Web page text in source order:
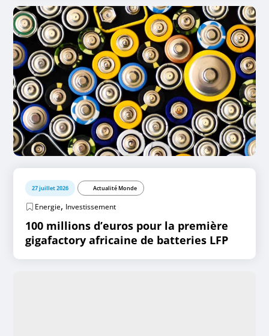
27 juillet 2026 Actualité Monde
Energie, Investissement
100 millions d’euros pour la première
gigafactory africaine de batteries LFP